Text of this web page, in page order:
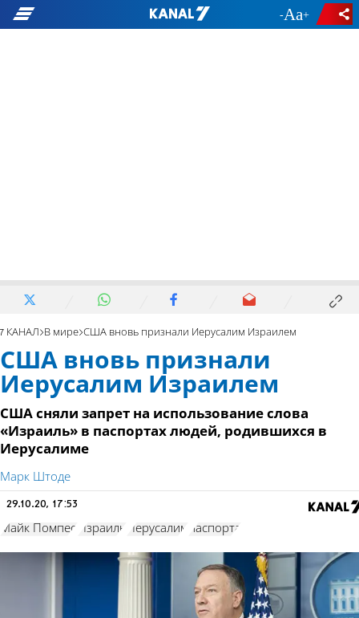
- +
7 КАНАЛ В мире США вновь признали Иерусалим Израилем
США вновь признали
Иерусалим Израилем
США сняли запрет на использование слова
«Израиль» в паспортах людей, родившихся в
Иерусалиме
Марк Штоде
29.10.20, 17:53
Майк Помпео Израиль Иерусалим паспорта